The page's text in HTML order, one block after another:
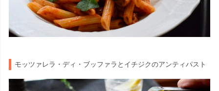
モッツァレラ・ディ・ブッファラとイチジクのアンティパスト